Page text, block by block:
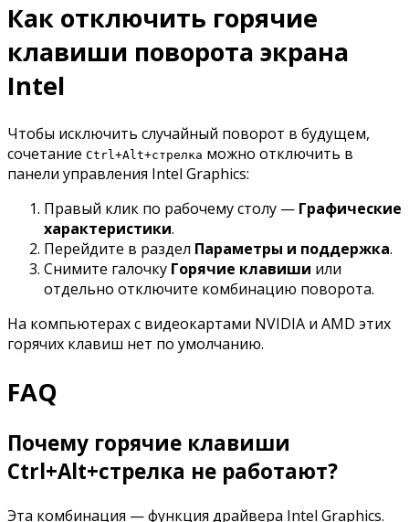
Как отключить горячие
клавиши поворота экрана
Intel
Чтобы исключить случайный поворот в будущем,
сочетание Ctrl+Alt+стрелка можно отключить в
панели управления Intel Graphics:
Правый клик по рабочему столу — Графические
характеристики.
Перейдите в раздел Параметры и поддержка.
Снимите галочку Горячие клавиши или
отдельно отключите комбинацию поворота.
На компьютерах с видеокартами NVIDIA и AMD этих
горячих клавиш нет по умолчанию.
FAQ
Почему горячие клавиши
Ctrl+Alt+стрелка не работают?
Эта комбинация — функция драйвера Intel Graphics.